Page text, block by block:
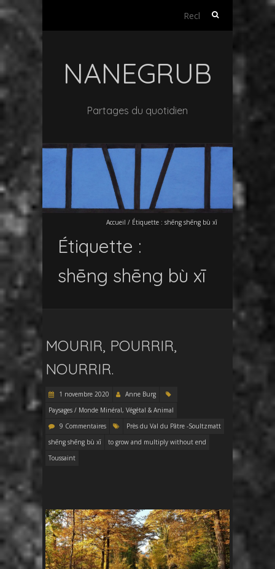
Rechercher :
NANEGRUB
Partages du quotidien
Accueil / Étiquette : shēng shēng bù xī
Étiquette :
shēng shēng bù xī
MOURIR, POURRIR,
NOURRIR.
1 novembre 2020
Anne Burg
Paysages / Monde Minéral, Végétal & Animal
9 Commentaires
Près du Val du Pâtre -Soultzmatt
shēng shēng bù xī
to grow and multiply without end
Toussaint